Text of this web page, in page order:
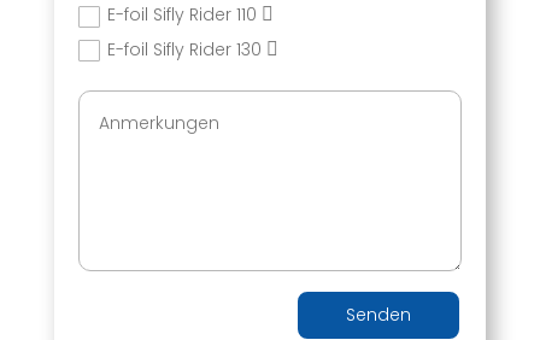
E-foil Sifly Rider 110
E-foil Sifly Rider 130
Senden